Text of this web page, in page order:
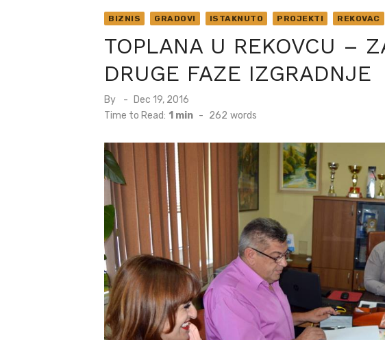
BIZNIS GRADOVI ISTAKNUTO PROJEKTI REKOVAC
TOPLANA U REKOVCU –
DRUGE FAZE IZGRADNJE
By
Posted
on
Dec 19, 2016
Time to Read: 1 min - 262 words